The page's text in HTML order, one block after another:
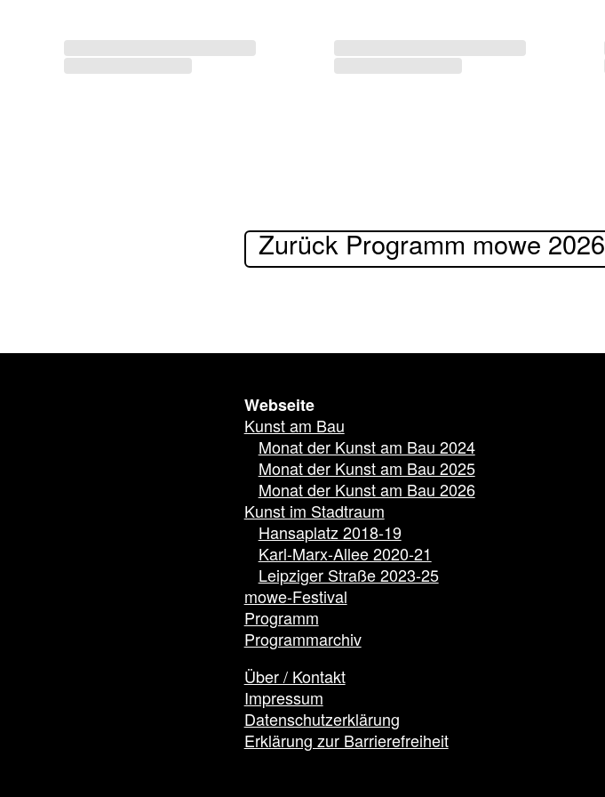
Zurück Programm mowe 2026
Webseite
Kunst am Bau
Monat der Kunst am Bau 2024
Monat der Kunst am Bau 2025
Monat der Kunst am Bau 2026
Kunst im Stadtraum
Hansaplatz 2018-19
Karl-Marx-Allee 2020-21
Leipziger Straße 2023-25
mowe-Festival
Programm
Programmarchiv
Über / Kontakt
Impressum
Datenschutzerklärung
Erklärung zur Barrierefreiheit